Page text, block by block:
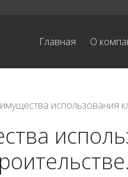
Главная О
использования